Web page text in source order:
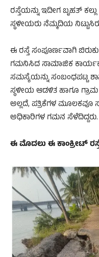
ರಸ್ತೆಯನ್ನು ಇದೀಗ ಬೃಹತ್
ಸ್ಥಳೀಯರು ನೆಮ್ಮದಿಯ
ಈ ರಸ್ತೆ ಸಂಪೂರ್ಣವಾಗಿ ಬಿರುಕು
ಗಮನಿಸಿದ ಸಾಮಾಜಿಕ
ಸಮಸ್ಯೆಯನ್ನು ಸಂಬಂಧಪಟ್ಟ
ಸ್ಥಳೀಯ ಆಡಳಿತ ಹಾಗೂ
ಅಲ್ಲದೆ, ಪತ್ರಿಕೆಗಳ ಮೂಲಕವೂ
ಅಧಿಕಾರಿಗಳ ಗಮನ ಸೆಳೆದಿದ್ದರು.
ಈ ಮೊದಲು ಈ ಕಾಂಕ್ರೀಟ್